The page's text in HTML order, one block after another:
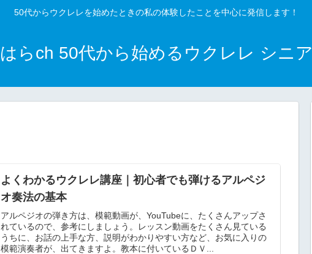
50代からウクレレを始めたときの私の体験したことを中心に発信します！
はらch 50代から始めるウクレレ シニア
よくわかるウクレレ講座｜初心者でも弾けるアルペジ
オ奏法の基本
アルペジオの弾き方は、模範動画が、YouTubeに、たくさんアップさ
れているので、参考にしましょう。レッスン動画をたくさん見ている
うちに、お話の上手な方、説明がわかりやすい方など、お気に入りの
模範演奏者が、出てきますよ。教本に付いているＤＶ...